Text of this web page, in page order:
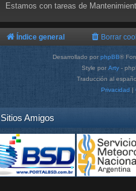
Estamos con tareas de
Índice general Borrar
Desarrollado por phpBB®
Style por Arty -
Traducción al
Privacidad |
Sitios Amigos